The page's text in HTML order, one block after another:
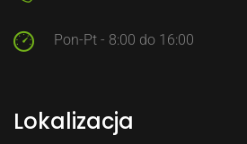
Pon-Pt - 8:00 do 16:00
Lokalizacja